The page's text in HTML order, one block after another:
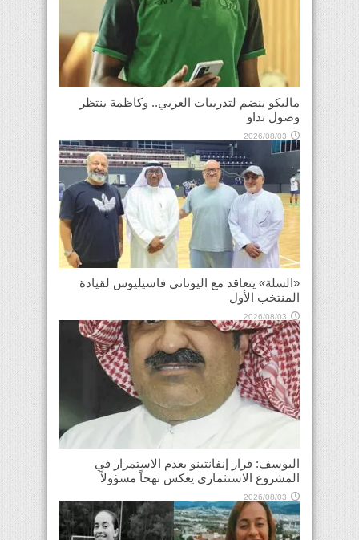
ماليكو ينضم لتدريبات العربي.. وكاظمة ينتظر
وصول نداو
2026/08/03
«السلة» يتعاقد مع اليوناني فاسيليوس لقيادة
المنتخب الأول
2026/08/03
اليوسف: قرار إنفانتينو بعدم الاستمرار في
المشروع الاستثماري يعكس نهجاً مسؤولاً
2026/08/03